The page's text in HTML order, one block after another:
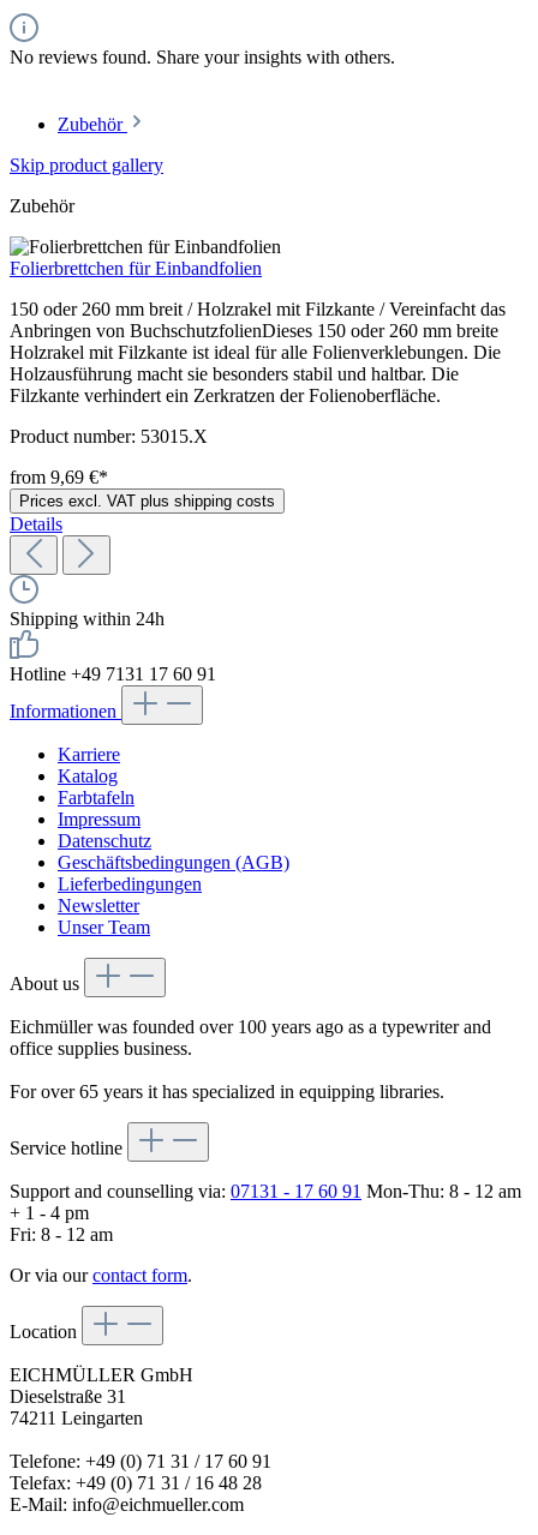
No reviews found. Share your insights with others.
Zubehör
Skip product gallery
Zubehör
Folierbrettchen für Einbandfolien
150 oder 260 mm breit / Holzrakel mit Filzkante / Vereinfacht das
Anbringen von BuchschutzfolienDieses 150 oder 260 mm breite
Holzrakel mit Filzkante ist ideal für alle Folienverklebungen. Die
Holzausführung macht sie besonders stabil und haltbar. Die
Filzkante verhindert ein Zerkratzen der Folienoberfläche.
Product number: 53015.X
from 9,69 €*
Prices excl. VAT plus shipping costs
Details
Shipping within 24h
Hotline +49 7131 17 60 91
Informationen
Karriere
Katalog
Farbtafeln
Impressum
Datenschutz
Geschäftsbedingungen (AGB)
Lieferbedingungen
Newsletter
Unser Team
About us
Eichmüller was founded over 100 years ago as a typewriter and
office supplies business.
For over 65 years it has specialized in equipping libraries.
Service hotline
Support and counselling via: 07131 - 17 60 91 Mon-Thu: 8 - 12 am
+ 1 - 4 pm
Fri: 8 - 12 am
Or via ourcontact form.
Location
EICHMÜLLER GmbH
Dieselstraße 31
74211 Leingarten
Telefone: +49 (0) 71 31 / 17 60 91
Telefax: +49 (0) 71 31 / 16 48 28
E-Mail: info@eichmueller.com